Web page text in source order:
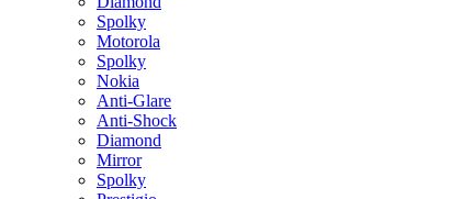
Spolky
Motorola
Spolky
Nokia
Anti-Glare
Anti-Shock
Diamond
Mirror
Spolky